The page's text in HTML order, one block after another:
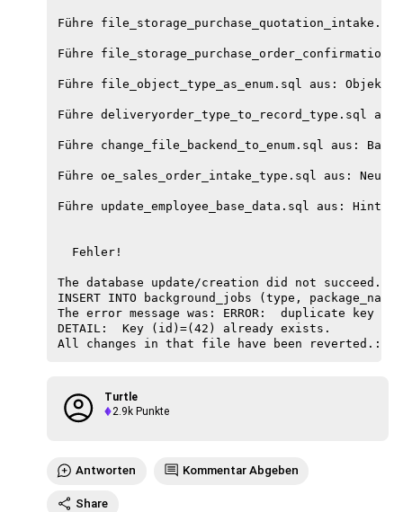
Führe
Führe
Führe file_object_type_as_enum.sql aus:
Führe deliveryorder_type_to_record_type.sql
Führe change_file_backend_to_enum.sql aus:
Führe oe_sales_order_intake_type.sql aus:
Führe update_employee_base_data.sql aus:
  Fehler!
The database update/creation did not succeed.
INSERT INTO background_jobs (type,
The error message was: ERROR:  duplicate key
DETAIL:  Key (id)=(42) already exists.
Turtle
2.9k Punkte
Antworten Kommentar Abgeben
Share